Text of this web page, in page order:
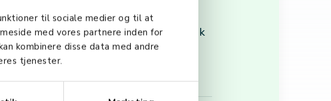
til sociale medier og til at
med vores partnere inden for
kombinere disse data med andre
tjenester.
produktutvikling, markedsføringstiltak
fremover i et konkurransepreget